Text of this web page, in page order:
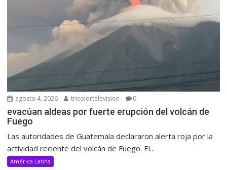
agosto 4, 2026 tricolortelevision 0
evacúan aldeas por fuerte erupción del volcán de
Fuego
Las autoridades de Guatemala declararon alerta roja por la
actividad reciente del volcán de Fuego. El...
América Latina